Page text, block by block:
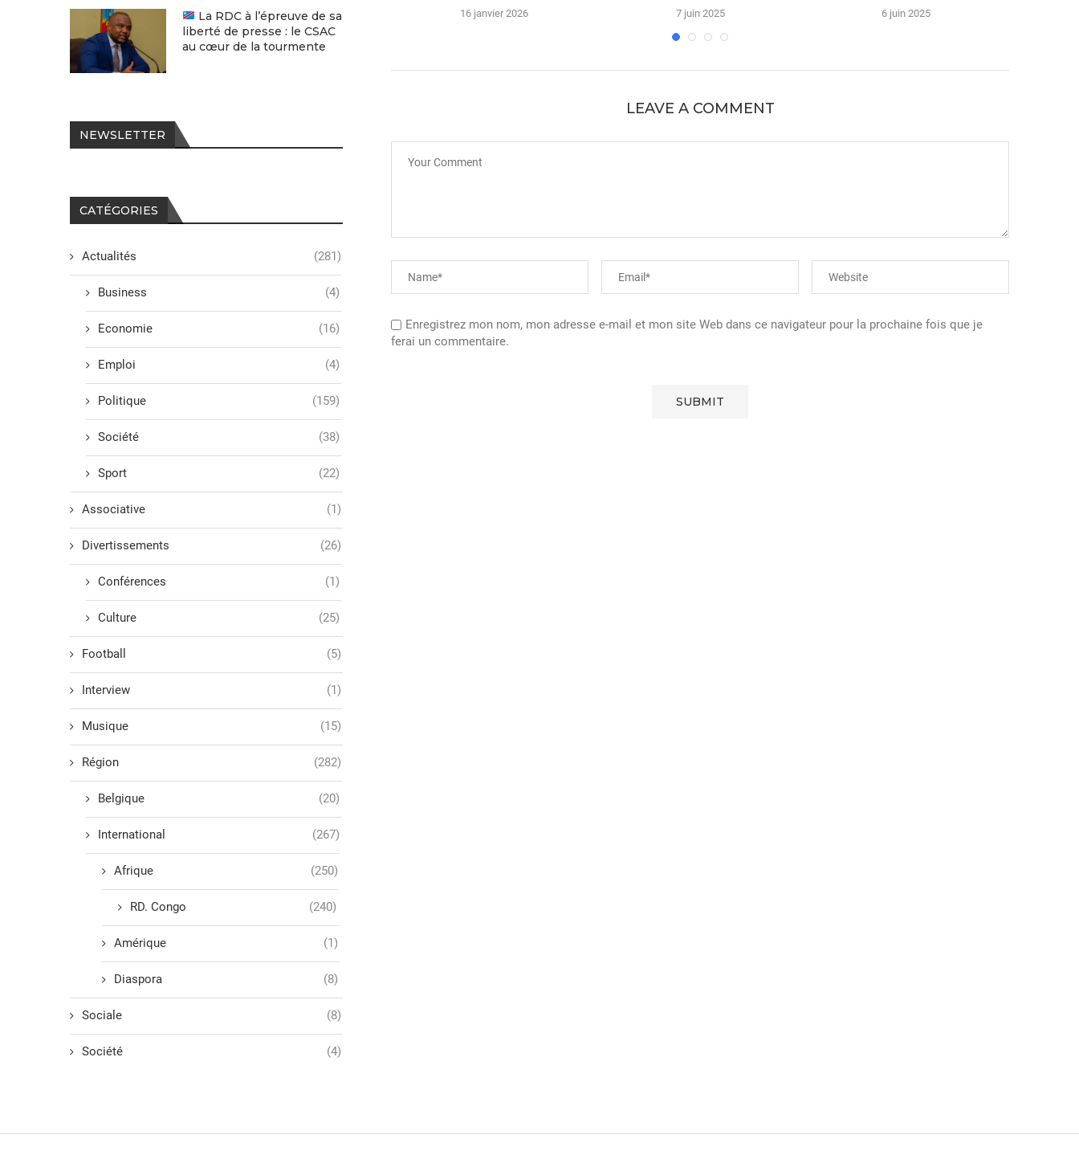
sur...
1 juin 2025
24 mai 2025 16 janvier 2026 7 juin 2025 6 juin 2025
LEAVE A COMMENT
Enregistrez mon nom, mon adresse e-mail et mon site Web dans ce navigateur pour la prochaine fois que je
ferai un commentaire.
La RDC à l’épreuve de sa
liberté de presse : le CSAC
au cœur de la tourmente
NEWSLETTER
CATÉGORIES
Actualités (281)
Business (4)
Economie (16)
Emploi (4)
Politique (159)
Société (38)
Sport (22)
Associative (1)
Divertissements (26)
Conférences (1)
Culture (25)
Football (5)
Interview (1)
Musique (15)
Région (282)
Belgique (20)
International (267)
Afrique (250)
RD. Congo (240)
Amérique (1)
Diaspora (8)
Sociale (8)
Société (4)